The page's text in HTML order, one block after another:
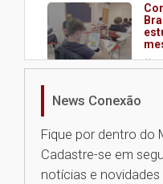
na
News Conexão
Fique por dentro do
Cadastre-se em
notícias e